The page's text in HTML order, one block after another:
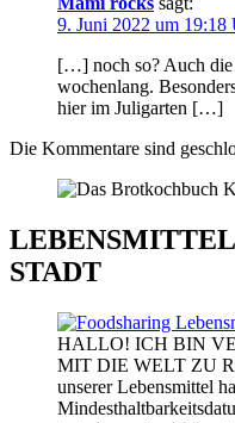
9. Juni 2022 um 19:18
[…] noch so? Auch die
wochenlang.
hier im Juligarten […]
Die Kommentare sind
STADT
HALLO! ICH BIN
MIT DIE WELT ZU
unserer Lebensmittel